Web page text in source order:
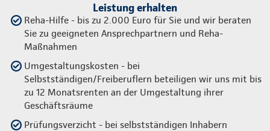
Leistung erhalten
Reha-Hilfe - bis zu 2.000 Euro für Sie und wir beraten
Sie zu geeigneten Ansprechpartnern und Reha-
Maßnahmen
Umgestaltungskosten - bei
Selbstständigen/Freiberuflern beteiligen wir uns mit bis
zu 12 Monatsrenten an der Umgestaltung ihrer
Geschäftsräume
Prüfungsverzicht - bei selbstständigen Inhabern